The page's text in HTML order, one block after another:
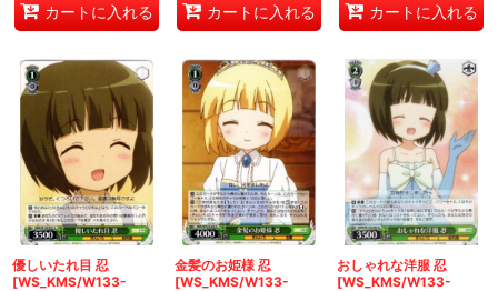
カートに入れる カートに入れる カートに入れる
優しいたれ目 忍
[WS_KMS/W133-
金髪のお姫様 忍
[WS_KMS/W133-
おしゃれな洋服 忍
[WS_KMS/W133-